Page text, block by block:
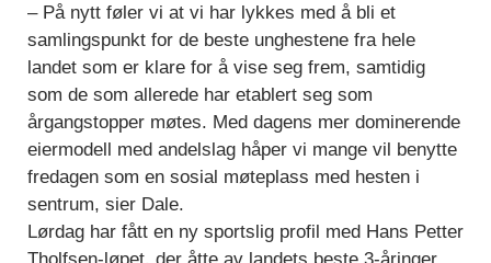
– På nytt føler vi at vi har lykkes med å bli et
samlingspunkt for de beste unghestene fra hele
landet som er klare for å vise seg frem, samtidig
som de som allerede har etablert seg som
årgangstopper møtes. Med dagens mer dominerende
eiermodell med andelslag håper vi mange vil benytte
fredagen som en sosial møteplass med hesten i
sentrum, sier Dale.
Lørdag har fått en ny sportslig profil med Hans Petter